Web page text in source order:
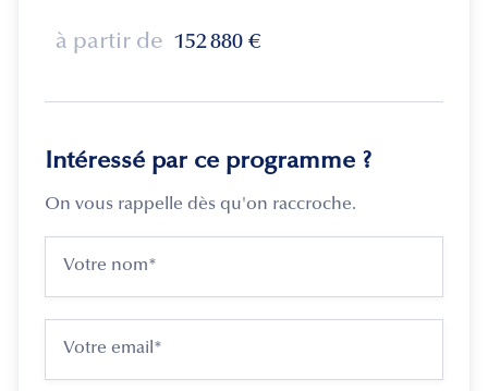
à partir de 152 880 €
Intéressé par ce programme ?
On vous rappelle dès qu'on raccroche.